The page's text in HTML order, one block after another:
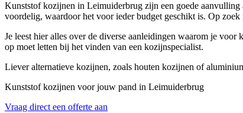
Kunststof kozijnen in Leimuiderbrug zijn een goede
voordelig, waardoor het voor ieder budget geschikt is. Op zoek
Je leest hier alles over de diverse aanleidingen waarom je
op moet letten bij het vinden van een kozijnspecialist.
Liever alternatieve kozijnen, zoals houten kozijnen of
Kunststof kozijnen voor jouw pand in Leimuiderbrug
Vraag direct een offerte aan